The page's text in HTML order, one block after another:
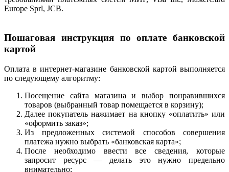
Europe Sprl, JCB.
Пошаговая инструкция по оплате банковской
картой
Оплата в интернет-магазине банковской картой выполняется
по следующему алгоритму:
Посещение сайта магазина и выбор понравившихся
товаров (выбранный товар помещается в корзину);
Далее покупатель нажимает на кнопку «оплатить» или
«оформить заказ»;
Из предложенных системой способов совершения
платежа нужно выбрать «банковская карта»;
После необходимо ввести все сведения, которые
запросит ресурс — делать это нужно предельно
внимательно;